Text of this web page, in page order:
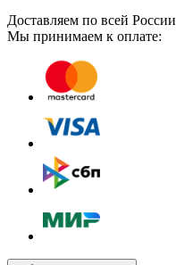
Доставляем по всей России
Мы принимаем к оплате: